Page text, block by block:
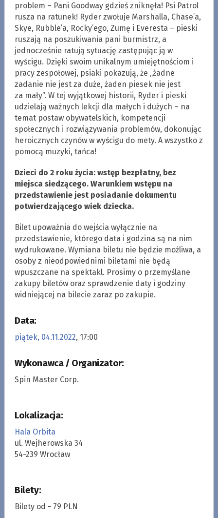
problem – Pani Goodway gdzieś zniknęła! Psi Patrol
rusza na ratunek! Ryder zwołuje Marshalla, Chase’a,
Skye, Rubble’a, Rocky’ego, Zumę i Everesta – pieski
ruszają na poszukiwania pani burmistrz, a
jednocześnie ratują sytuację zastępując ją w
wyścigu. Dzięki swoim unikalnym umiejętnościom i
pracy zespołowej, psiaki pokazują, że „żadne
zadanie nie jest za duże, żaden piesek nie jest
za mały”. W tej wyjątkowej historii, Ryder i pieski
udzielają ważnych lekcji dla małych i dużych – na
temat postaw obywatelskich, kompetencji
społecznych i rozwiązywania problemów, dokonując
heroicznych czynów w wyścigu do mety. A wszystko z
pomocą muzyki, tańca!
Dzieci do 2 roku życia: wstęp bezpłatny, bez
miejsca siedzącego. Warunkiem wstępu na
przedstawienie jest posiadanie dokumentu
potwierdzającego wiek dziecka.
Bilet upoważnia do wejścia wyłącznie na
przedstawienie, którego data i godzina są na nim
wydrukowane. Wymiana biletu nie będzie możliwa, a
osoby z nieodpowiednimi biletami nie będą
wpuszczane na spektakl. Prosimy o przemyślane
zakupy biletów oraz sprawdzenie daty i godziny
widniejącej na bilecie zaraz po zakupie.
Data:
piątek, 04.11.2022, 17:00
Wykonawca / Organizator:
Spin Master Corp.
Lokalizacja:
Hala Orbita
ul. Wejherowska 34
54-239 Wrocław
Bilety:
Bilety od - 79 PLN